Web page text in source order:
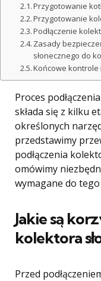
Przygotowanie
Przygotowanie
Podłączenie
Zasady
słonecznego do
Końcowe kontrole
Proces
składa się z kilku
określonych
przedstawimy
podłączenia
omówimy
wymagane do
Jakie są
kolektora
Przed